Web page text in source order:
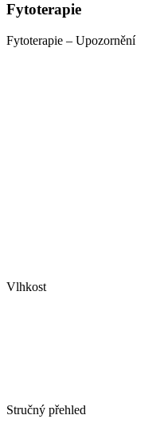
Fytoterapie
Fytoterapie – Upozornění
Vlhkost
Stručný přehled